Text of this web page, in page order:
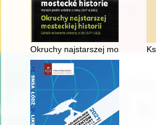
Okruchy najstarszej mosteckiej